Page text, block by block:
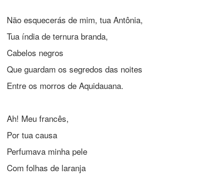
Não esquecerás de mim, tua Antônia,
Tua índia de ternura branda,
Cabelos negros
Que guardam os segredos das noites
Entre os morros de Aquidauana.
Ah! Meu francês,
Por tua causa
Perfumava minha pele
Com folhas de laranja